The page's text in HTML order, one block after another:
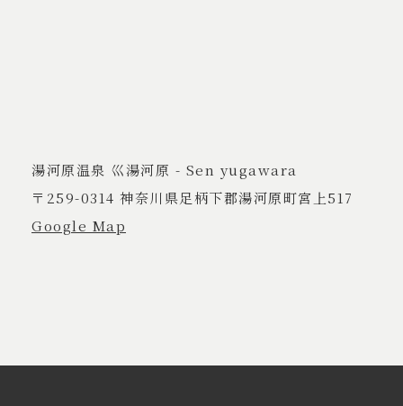
湯河原温泉 巛湯河原 - Sen yugawara
〒259-0314 神奈川県足柄下郡湯河原町宮上517
Google Map